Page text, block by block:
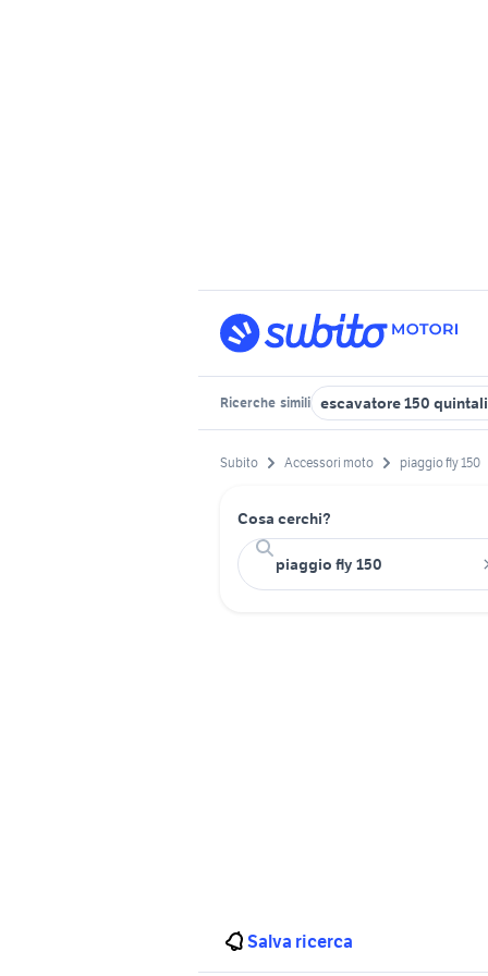
Ricerche simili escavatore 150
Subito Accessori moto piaggio fly 150
Cosa cerchi?
Salva ricerca